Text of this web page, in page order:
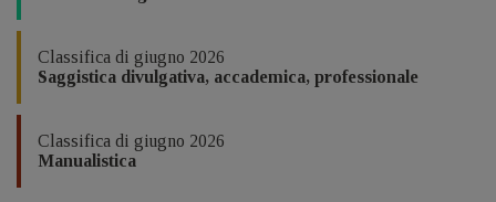
Classifica di giugno 2026
Saggistica divulgativa, accademica, professionale
Classifica di giugno 2026
Manualistica